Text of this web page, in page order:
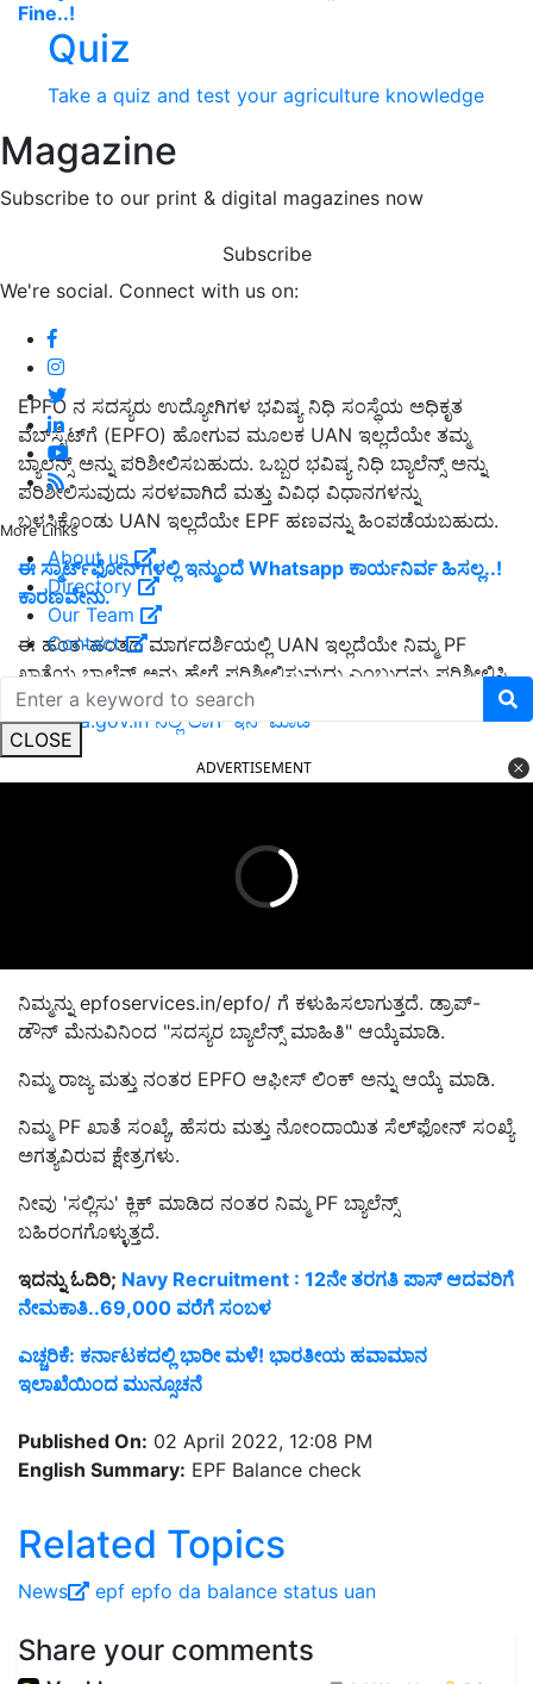
Quiz
Take a quiz and test your agriculture knowledge
Magazine
Subscribe to our print & digital magazines now
Subscribe
We're social. Connect with us on:
More Links
About us
Directory
Our Team
Contact
CLOSE
Fine..!
EPFO ನ ಸದಸ್ಯರು ಉದ್ಯೋಗಿಗಳ ಭವಿಷ್ಯ ನಿಧಿ ಸಂಸ್ಥೆಯ ಅಧಿಕೃತ
ವೆಬ್‌ಸೈಟ್‌ಗೆ (EPFO) ಹೋಗುವ ಮೂಲಕ UAN ಇಲ್ಲದೆಯೇ ತಮ್ಮ
ಬ್ಯಾಲೆನ್ಸ್ ಅನ್ನು ಪರಿಶೀಲಿಸಬಹುದು. ಒಬ್ಬರ ಭವಿಷ್ಯ ನಿಧಿ ಬ್ಯಾಲೆನ್ಸ್ ಅನ್ನು
ಪರಿಶೀಲಿಸುವುದು ಸರಳವಾಗಿದೆ ಮತ್ತು ವಿವಿಧ ವಿಧಾನಗಳನ್ನು
ಬಳಸಿಕೊಂಡು UAN ಇಲ್ಲದೆಯೇ EPF ಹಣವನ್ನು ಹಿಂಪಡೆಯಬಹುದು.
ಈ ಸ್ಮಾರ್ಟ್‌ಫೋನ್‌ಗಳಲ್ಲಿ ಇನ್ಮುಂದೆ Whatsapp ಕಾರ್ಯನಿರ್ವ ಹಿಸಲ್ಲ..!
ಕಾರಣವೇನು.
ಈ ಹಂತ-ಹಂತದ ಮಾರ್ಗದರ್ಶಿಯಲ್ಲಿ UAN ಇಲ್ಲದೆಯೇ ನಿಮ್ಮ PF
ಖಾತೆಯ ಬ್ಯಾಲೆನ್ಸ್ ಅನ್ನು ಹೇಗೆ ಪರಿಶೀಲಿಸುವುದು ಎಂಬುದನ್ನು ಪರಿಶೀಲಿಸಿ.
epfindia.gov.in ನಲ್ಲಿ ಲಾಗ್ ಇನ್ ಮಾಡಿ
ADVERTISEMENT
ನಿಮ್ಮನ್ನು epfoservices.in/epfo/ ಗೆ ಕಳುಹಿಸಲಾಗುತ್ತದೆ. ಡ್ರಾಪ್-
ಡೌನ್ ಮೆನುವಿನಿಂದ "ಸದಸ್ಯರ ಬ್ಯಾಲೆನ್ಸ್ ಮಾಹಿತಿ" ಆಯ್ಕೆಮಾಡಿ.
ನಿಮ್ಮ ರಾಜ್ಯ ಮತ್ತು ನಂತರ EPFO ಆಫೀಸ್ ಲಿಂಕ್ ಅನ್ನು ಆಯ್ಕೆ ಮಾಡಿ.
ನಿಮ್ಮ PF ಖಾತೆ ಸಂಖ್ಯೆ, ಹೆಸರು ಮತ್ತು ನೋಂದಾಯಿತ ಸೆಲ್‌ಫೋನ್ ಸಂಖ್ಯೆ
ಅಗತ್ಯವಿರುವ ಕ್ಷೇತ್ರಗಳು.
ನೀವು 'ಸಲ್ಲಿಸು' ಕ್ಲಿಕ್ ಮಾಡಿದ ನಂತರ ನಿಮ್ಮ PF ಬ್ಯಾಲೆನ್ಸ್
ಬಹಿರಂಗಗೊಳ್ಳುತ್ತದೆ.
ಇದನ್ನು ಓದಿರಿ; Navy Recruitment : 12ನೇ ತರಗತಿ ಪಾಸ್ ಆದವರಿಗೆ
ನೇಮಕಾತಿ..69,000 ವರೆಗೆ ಸಂಬಳ
ಎಚ್ಚರಿಕೆ: ಕರ್ನಾಟಕದಲ್ಲಿ ಭಾರೀ ಮಳೆ! ಭಾರತೀಯ ಹವಾಮಾನ
ಇಲಾಖೆಯಿಂದ ಮುನ್ಸೂಚನೆ
Published On: 02 April 2022, 12:08 PM
English Summary: EPF Balance check
Related Topics
News epf epfo da balance status uan
Share your comments